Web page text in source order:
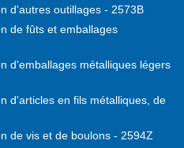
d'autres outillages - 2573B
de fûts et emballages
d'emballages métalliques légers
d'articles en fils métalliques, de
de vis et de boulons - 2594Z